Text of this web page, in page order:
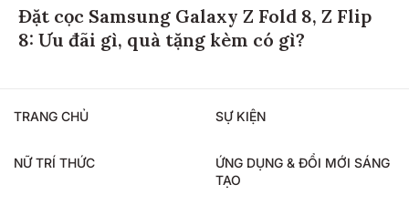
Đặt cọc Samsung Galaxy Z Fold 8, Z Flip
8: Ưu đãi gì, quà tặng kèm có gì?
TRANG CHỦ SỰ KIỆN
NỮ TRÍ THỨC
ỨNG DỤNG & ĐỔI MỚI SÁNG
TẠO